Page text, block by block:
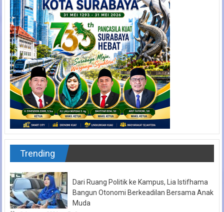
Trending
Dari Ruang Politik ke Kampus, Lia Istifhama
Bangun Otonomi Berkeadilan Bersama Anak
Muda